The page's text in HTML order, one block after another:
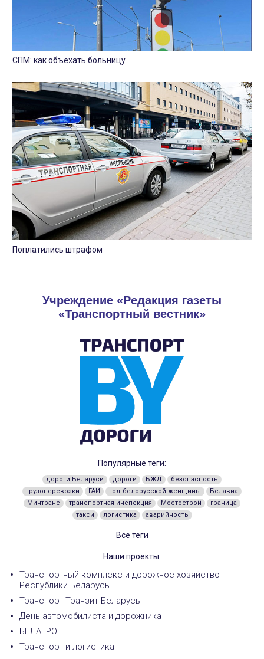
СПМ: как объехать больницу
Поплатились штрафом
Учреждение «Редакция газеты
«Транспортный вестник»
Популярные теги:
дороги Беларуси дороги БЖД
безопасность
грузоперевозки
ГАИ год белорусской женщины
Белавиа
Минтранс
транспортная инспекция Мостострой
граница
такси
логистика аварийность
Все теги
Наши проекты:
Транспортный комплекс и дорожное хозяйство
Республики Беларусь
Транспорт Транзит Беларусь
День автомобилиста и дорожника
БЕЛАГРО
Транспорт и логистика